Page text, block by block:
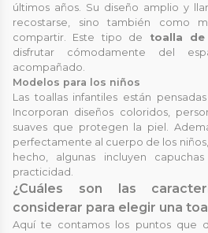
últimos años. Su diseño amplio y
recostarse, sino también como
compartir. Este tipo de toalla de
disfrutar cómodamente del
acompañado.
Modelos para los niños
Las toallas infantiles están
Incorporan diseños coloridos,
suaves que protegen la piel.
perfectamente al cuerpo de los
hecho, algunas incluyen
practicidad.
¿Cuáles son las
considerar para elegir una
Aquí te contamos los puntos que